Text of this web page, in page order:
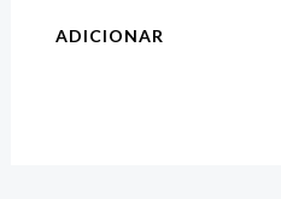
ADICIONAR